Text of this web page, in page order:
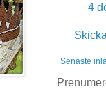
4
Senaste